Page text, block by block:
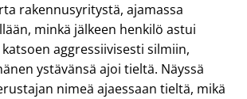
rakennusyritystä, ajamassa
minkä jälkeen henkilö astui
aggressiivisesti silmiin,
ystävänsä ajoi tieltä. Näyssä
nimeä ajaessaan tieltä, mikä